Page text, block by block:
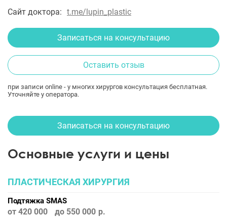
Сайт доктора: t.me/lupin_plastic
Записаться на консультацию
Оставить отзыв
при записи online - у многих хирургов консультация бесплатная.
Уточняйте у оператора.
Записаться на консультацию
Основные услуги и цены
ПЛАСТИЧЕСКАЯ ХИРУРГИЯ
Подтяжка SMAS
от 420 000 до 550 000